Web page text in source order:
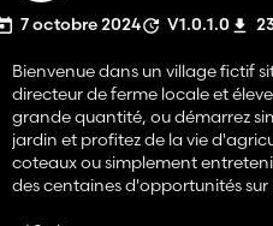
7 octobre 2024 V1.0.1.0
Bienvenue dans un village fictif
directeur de ferme locale et
grande quantité, ou démarrez
jardin et profitez de la vie
coteaux ou simplement
des centaines d'opportunités